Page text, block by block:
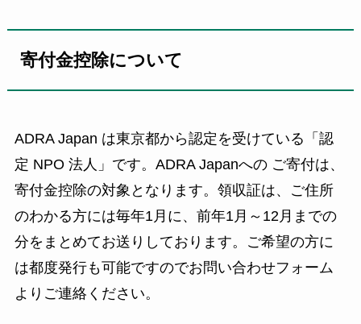
寄付金控除について
ADRA Japan は東京都から認定を受けている「認
定 NPO 法人」です。ADRA Japanへの ご寄付は、
寄付金控除の対象となります。領収証は、ご住所
のわかる方には毎年1月に、前年1月～12月までの
分をまとめてお送りしております。ご希望の方に
は都度発行も可能ですのでお問い合わせフォーム
よりご連絡ください。